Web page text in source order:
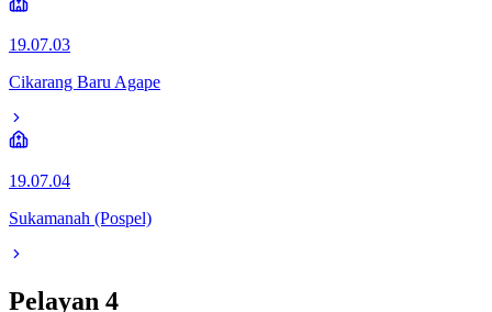
19.07.03
Cikarang Baru Agape
19.07.04
Sukamanah (Pospel)
Pelayan 4